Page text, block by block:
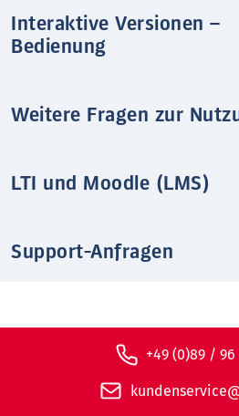
Interaktive Versionen –
Bedienung
Weitere Fragen zur
LTI und Moodle (LMS)
Support-Anfragen
+49 (0)89 / 96